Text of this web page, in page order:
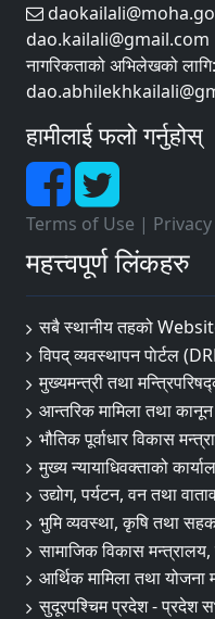
dao.kailali@gmail.com
नागरिकताको अभिलेखको लागि:
हामीलाई फलो गर्नुहोस्
Terms of Use |
महत्त्वपूर्ण लिंकहरु
सबै स्थानीय तहको
विपद् व्यवस्थापन पाेर्टल
मुख्यमन्त्री तथा
आन्तरिक मामिला तथा
भौतिक पूर्वाधार विकास
मुख्य न्यायाधिवक्ताको
उद्योग, पर्यटन, वन तथा
भुमि व्यवस्था, कृषि तथा
सामाजिक विकास
आर्थिक मामिला तथा
सुदूरपश्चिम प्रदेश - प्रदेश